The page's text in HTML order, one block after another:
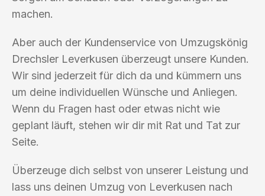
machen.
Aber auch der Kundenservice von Umzugskönig
Drechsler Leverkusen überzeugt unsere Kunden.
Wir sind jederzeit für dich da und kümmern uns
um deine individuellen Wünsche und Anliegen.
Wenn du Fragen hast oder etwas nicht wie
geplant läuft, stehen wir dir mit Rat und Tat zur
Seite.
Überzeuge dich selbst von unserer Leistung und
lass uns deinen Umzug von Leverkusen nach